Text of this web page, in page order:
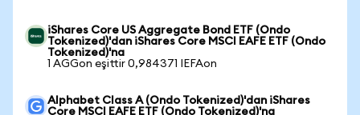
iShares Core US Aggregate Bond ETF (Ondo
Tokenized)'dan iShares Core MSCI EAFE ETF (Ondo
Tokenized)'na
1 AGGon eşittir 0,984371 IEFAon
Alphabet Class A (Ondo Tokenized)'dan iShares
Core MSCI EAFE ETF (Ondo Tokenized)'na